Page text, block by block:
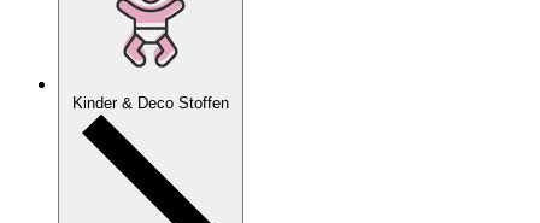
Kinder & Deco Stoffen